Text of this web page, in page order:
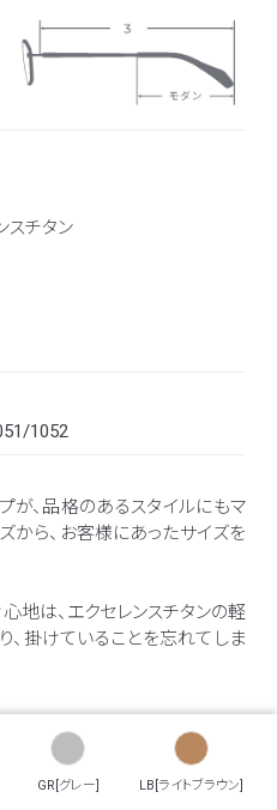
スチタン
1052
が、品格のあるスタイルにもマ
から、お客様にあったサイズを
地は、エクセレンスチタンの軽
、掛けていることを忘れてしま
GR[グレー] LB[ライトブラウン]